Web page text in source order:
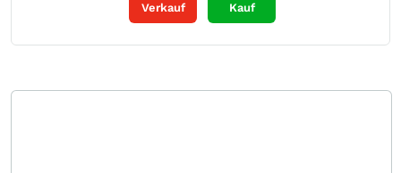
Verkauf Kauf